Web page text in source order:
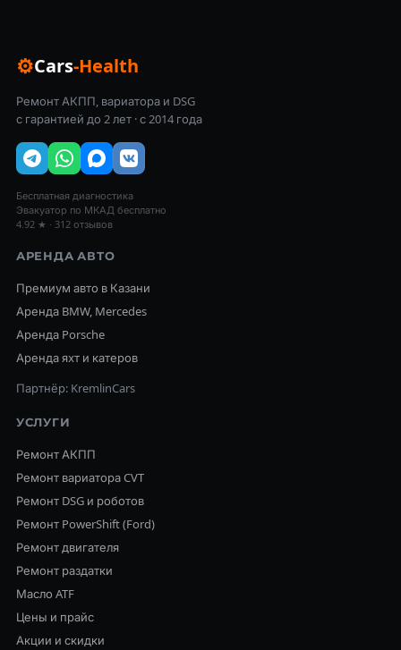
⚙Cars-Health
Ремонт АКПП, вариатора и DSG
с гарантией до 2 лет · с 2014 года
Бесплатная диагностика
Эвакуатор по МКАД бесплатно
4.92 ★ · 312 отзывов
АРЕНДА АВТО
Премиум авто в Казани
Аренда BMW, Mercedes
Аренда Porsche
Аренда яхт и катеров
Партнёр: KremlinCars
УСЛУГИ
Ремонт АКПП
Ремонт вариатора CVT
Ремонт DSG и роботов
Ремонт PowerShift (Ford)
Ремонт двигателя
Ремонт раздатки
Масло ATF
Цены и прайс
Акции и скидки